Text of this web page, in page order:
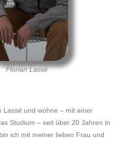
Florian Lassé
Lassé und wohne – mit einer
Studium – seit über 20 Jahren in
ich mit meiner lieben Frau und